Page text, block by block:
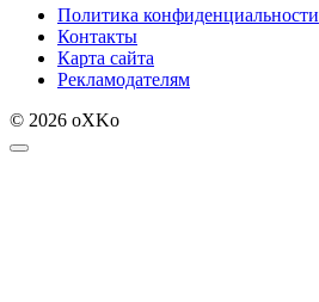
Политика конфиденциальности
Контакты
Карта сайта
Рекламодателям
© 2026 oXKo